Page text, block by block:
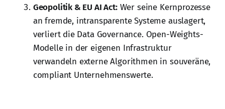
Geopolitik & EU AI Act:Wer seine Kernprozesse
an fremde, intransparente Systeme auslagert,
verliert die Data Governance. Open-Weights-
Modelle in der eigenen Infrastruktur
verwandeln externe Algorithmen in souveräne,
compliant Unternehmenswerte.